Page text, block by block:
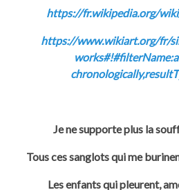
https://fr.wikipedia.org/
https://www.wikiart.org/fr/
Je ne supporte plus la
Tous ces sanglots qui me
Les enfants qui pleurent,